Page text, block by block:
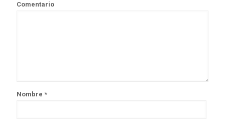
Comentario
Nombre *